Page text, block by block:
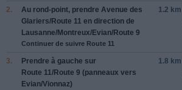
2. Au rond-point, prendre Avenue des
Glariers/Route 11 en direction de
Lausanne/Montreux/Evian/Route 9
Continuer de suivre Route 11
1.2 km
3. Prendre à gauche sur
Route 11/Route 9 (panneaux vers
Evian/Vionnaz)
1.8 km